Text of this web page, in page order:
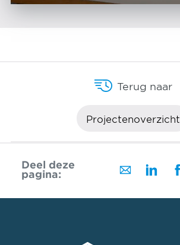
Terug naar
Projectenoverzicht
Deel deze
pagina: